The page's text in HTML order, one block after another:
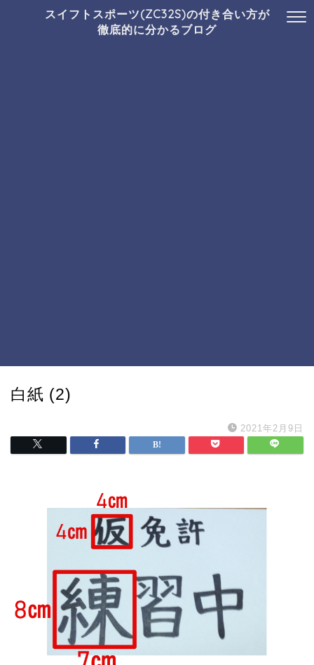
スイフトスポーツ(ZC32S)の付き合い方が
徹底的に分かるブログ
白紙 (2)
2021年2月9日